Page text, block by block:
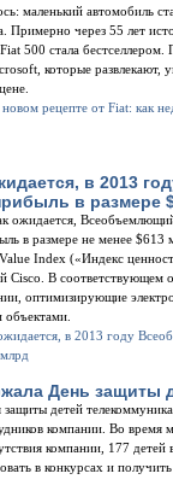
маленький автомобиль
Примерно через 55 лет
500 стала
которые развлекают,
в 2013
в размере
ожидается,
в размере не менее $613
Index («Индекс
Cisco. В соответствующем
оптимизирующие
объектами.
День защиты
детей
компании. Во
компании, 177
в конкурсах и